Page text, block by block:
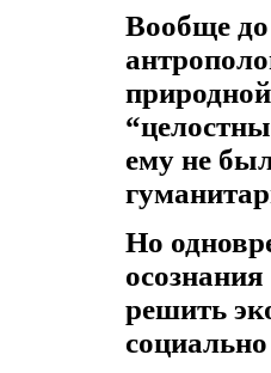
Вообще до
ему не
Но
решить